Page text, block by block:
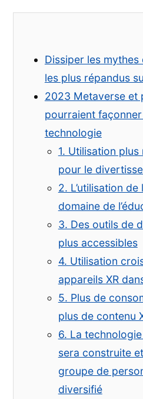
Dissiper les mythes
les plus répandus
2023 Metaverse et
pourraient façonner
technologie
1. Utilisation
pour le
2. L’utilisation de
domaine de
3. Des outils de
plus accessibles
4. Utilisation
appareils XR
5. Plus de
plus de contenu
6. La
sera construite
groupe de
diversifié